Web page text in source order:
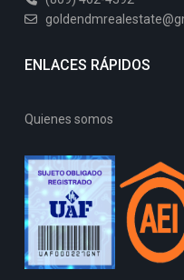
ENLACES RÁPIDOS
Quienes somos